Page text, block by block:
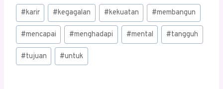
Post
Tags:
#karir #kegagalan #kekuatan #membangun
#mencapai #menghadapi #mental #tangguh
#tujuan #untuk